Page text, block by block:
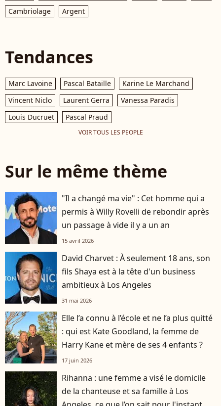
Cambriolage
Argent
Tendances
Marc Lavoine Pascal Bataille
Karine Le Marchand
Vincent Niclo
Laurent Gerra
Vanessa Paradis
Louis Ducruet
Pascal Praud
VOIR TOUS LES PEOPLE
Sur le même thème
"Il a changé ma vie" : Cet homme qui a
permis à Willy Rovelli de rebondir après
un passage à vide il y a un an
15 avril 2026
David Charvet : À seulement 18 ans, son
fils Shaya est à la tête d'un business
ambitieux à Los Angeles
31 mai 2026
Elle l’a connu à l’école et ne l’a plus quitté
: qui est Kate Goodland, la femme de
Harry Kane et mère de ses 4 enfants ?
17 juin 2026
Rihanna : une femme a visé le domicile
de la chanteuse et sa famille à Los